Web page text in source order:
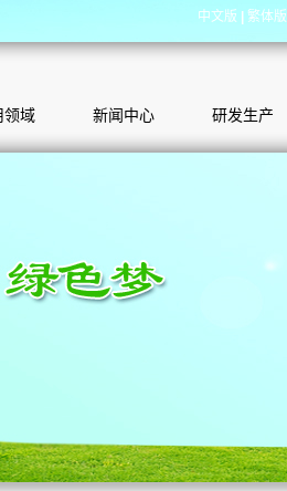
中文版 繁体版
领域 新闻中心 研发生产